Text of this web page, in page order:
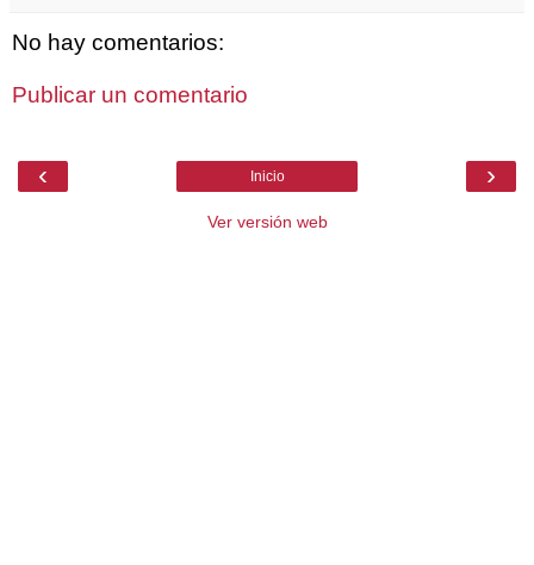
No hay comentarios:
Publicar un comentario
‹ ›
Inicio
Ver versión web